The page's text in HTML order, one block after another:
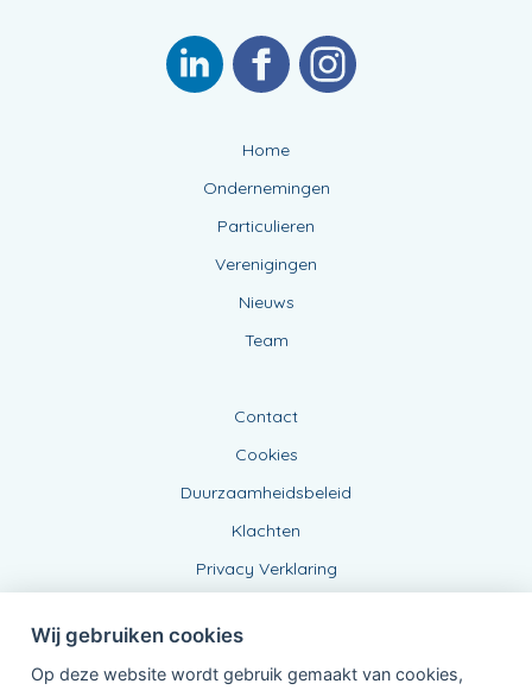
Home
Ondernemingen
Particulieren
Verenigingen
Nieuws
Team
Contact
Cookies
Duurzaamheidsbeleid
Klachten
Privacy Verklaring
Wij gebruiken cookies
Op deze website wordt gebruik gemaakt van cookies,